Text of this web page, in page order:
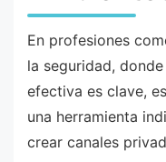
En profesiones
la seguridad,
efectiva es clave,
una herramienta
crear canales